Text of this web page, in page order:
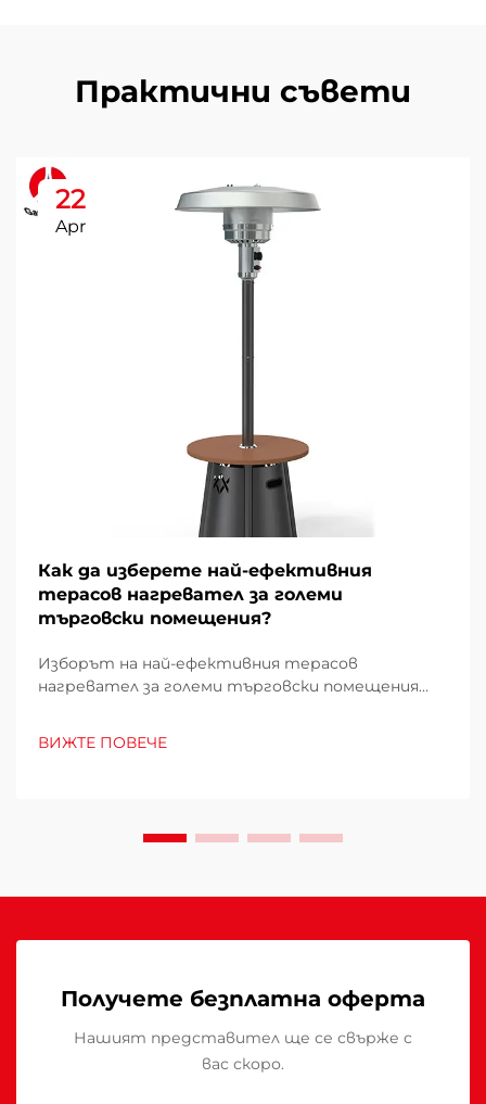
Практични съвети
22
Apr
Как да изберете най-ефективния
терасов нагревател за големи
търговски помещения?
Изборът на най-ефективния терасов
нагревател за големи търговски помещения
експлоатационните разходи, удобството на
ВИЖТЕ ПОВЕЧЕ
Получете безплатна оферта
Нашият представител ще се свърже с
вас скоро.